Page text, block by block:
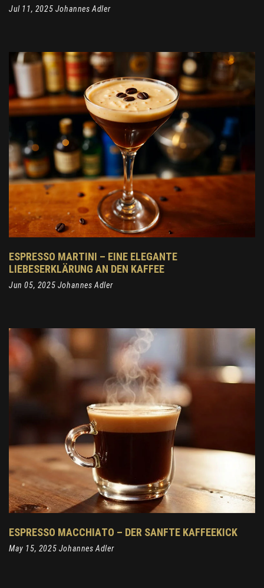
Jul 11, 2025 Johannes Adler
ESPRESSO MARTINI – EINE ELEGANTE
LIEBESERKLÄRUNG AN DEN KAFFEE
Jun 05, 2025 Johannes Adler
ESPRESSO MACCHIATO – DER SANFTE KAFFEEKICK
May 15, 2025 Johannes Adler